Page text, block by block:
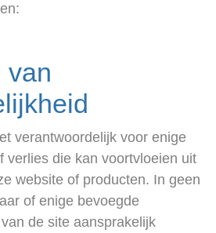
van
verantwoordelijk voor enige
verlies die kan voortvloeien uit
website of producten. In geen
of enige bevoegde
de site aansprakelijk